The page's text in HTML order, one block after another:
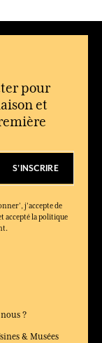
pour
et
S'INSCRIRE
j'accepte de
accepté la politique
?
& Musées